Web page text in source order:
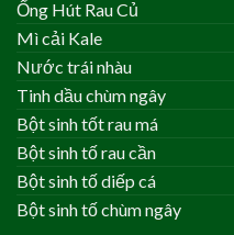
Ống Hút Rau Củ
Mì cải Kale
Nước trái nhàu
Tinh dầu chùm ngây
Bột sinh tốt rau má
Bột sinh tố rau cần
Bột sinh tố diếp cá
Bột sinh tố chùm ngây